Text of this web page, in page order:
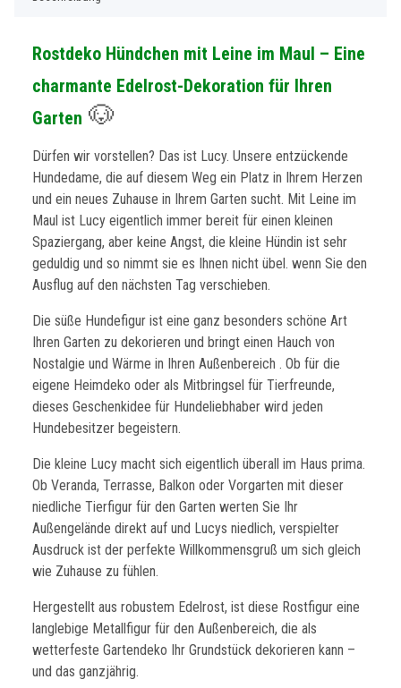
Rostdeko Hündchen mit Leine im Maul – Eine
charmante Edelrost-Dekoration für Ihren
Garten 🐶
Dürfen wir vorstellen? Das ist Lucy. Unsere entzückende
Hundedame, die auf diesem Weg ein Platz in Ihrem Herzen
und ein neues Zuhause in Ihrem Garten sucht. Mit Leine im
Maul ist Lucy eigentlich immer bereit für einen kleinen
Spaziergang, aber keine Angst, die kleine Hündin ist sehr
geduldig und so nimmt sie es Ihnen nicht übel. wenn Sie den
Ausflug auf den nächsten Tag verschieben.
Die süße Hundefigur ist eine ganz besonders schöne Art
Ihren Garten zu dekorieren und bringt einen Hauch von
Nostalgie und Wärme in Ihren Außenbereich . Ob für die
eigene Heimdeko oder als Mitbringsel für Tierfreunde,
dieses Geschenkidee für Hundeliebhaber wird jeden
Hundebesitzer begeistern.
Die kleine Lucy macht sich eigentlich überall im Haus prima.
Ob Veranda, Terrasse, Balkon oder Vorgarten mit dieser
niedliche Tierfigur für den Garten werten Sie Ihr
Außengelände direkt auf und Lucys niedlich, verspielter
Ausdruck ist der perfekte Willkommensgruß um sich gleich
wie Zuhause zu fühlen.
Hergestellt aus robustem Edelrost, ist diese Rostfigur eine
langlebige Metallfigur für den Außenbereich, die als
wetterfeste Gartendeko Ihr Grundstück dekorieren kann –
und das ganzjährig.